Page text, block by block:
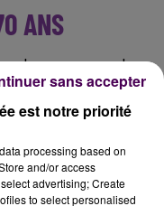
ANS
des casernes de
avec deux
fait savoir qu'un
quela victime
est notre priorité
processing based on
and/or access
advertising; Create
to select personalised
sans accepter